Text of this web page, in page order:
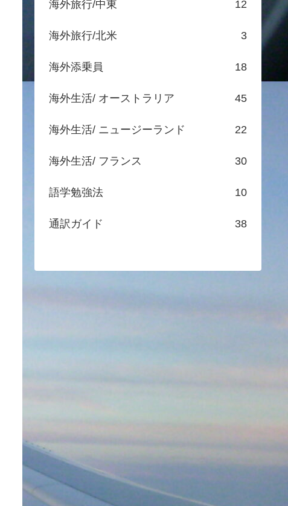
海外旅行/中東 12
海外旅行/北米 3
海外添乗員 18
海外生活/ オーストラリア 45
海外生活/ ニュージーランド 22
海外生活/ フランス 30
語学勉強法 10
通訳ガイド 38